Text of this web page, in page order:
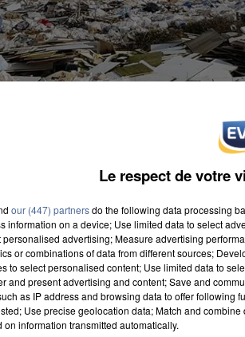
située à cheval sur
débuter. C'est en tout cas ce
Le respect de votre
our (447) partnersdo the following data processing
information on a device; Use limited data to select
personalised advertising; Measure advertising
or combinations of data from different sources;
to select personalised content; Use limited data to
and present advertising and content; Save and
as IP address and browsing data to offer following
Use precise geolocation data; Match and
on information transmitted automatically.